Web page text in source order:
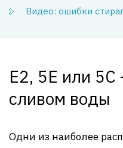
Видео: ошибки
E2, 5E или
сливом воды
Одни из наиболее